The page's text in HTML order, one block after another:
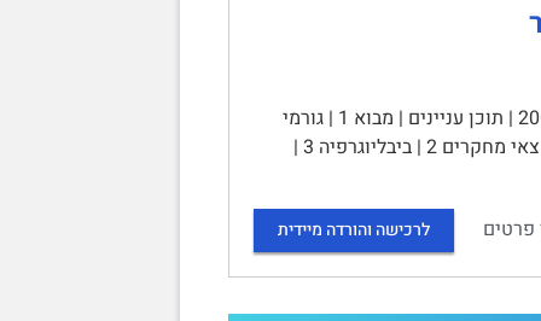
השכיחות וההשפעות של חרדת בחינות אצל ילדי בית-ספר | מקדונלד, 2001 | תוכן עניינים | מבוא 1 | גורמי
התפתחות לחרדת בחינות 1 | גורמים המתווכים בין חרדת בחינות להישגים 2 | ממצאי מחקרים 2 | ביבליוגרפיה 3 |
פרטים לרכישה והורדה מיידית